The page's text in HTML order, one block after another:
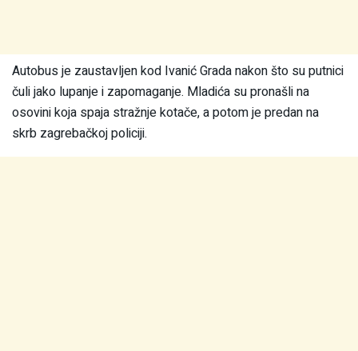
Autobus je zaustavljen kod Ivanić Grada nakon što su putnici
čuli jako lupanje i zapomaganje. Mladića su pronašli na
osovini koja spaja stražnje kotače, a potom je predan na
skrb zagrebačkoj policiji.